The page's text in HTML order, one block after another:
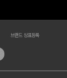
브랜드 상표등록